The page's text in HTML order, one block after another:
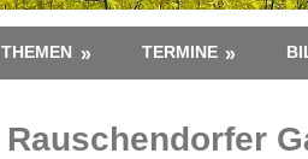
THEMEN TERMINE
Rauschendorfer